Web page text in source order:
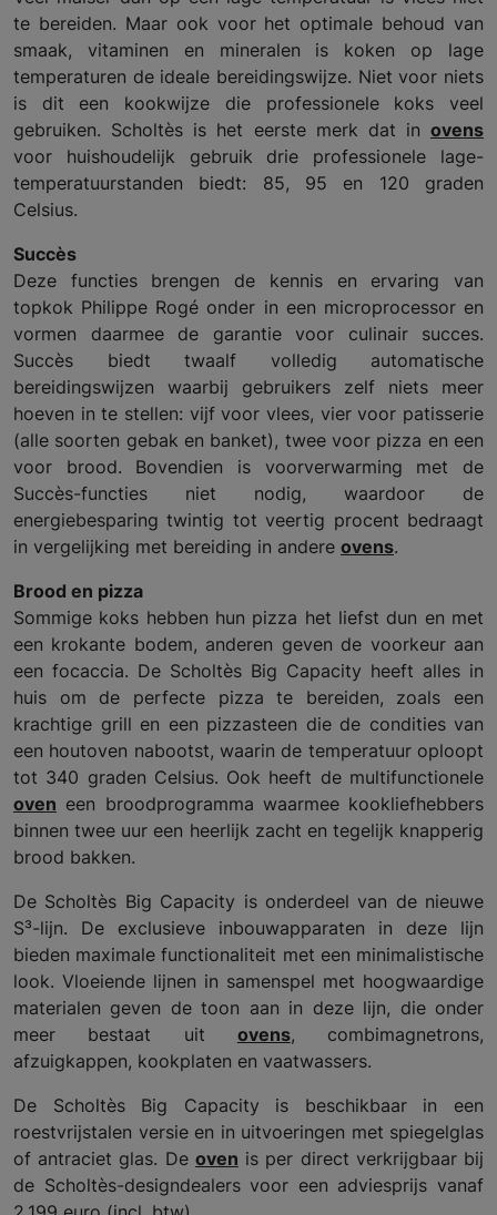
te bereiden. Maar ook voor het optimale behoud van
smaak, vitaminen en mineralen is koken op lage
temperaturen de ideale bereidingswijze. Niet voor niets
is dit een kookwijze die professionele koks veel
gebruiken. Scholtès is het eerste merk dat in ovens
voor huishoudelijk gebruik drie professionele lage-
temperatuurstanden biedt: 85, 95 en 120 graden
Celsius.
Succès
Deze functies brengen de kennis en ervaring van
topkok Philippe Rogé onder in een microprocessor en
vormen daarmee de garantie voor culinair succes.
Succès biedt twaalf volledig automatische
bereidingswijzen waarbij gebruikers zelf niets meer
hoeven in te stellen: vijf voor vlees, vier voor patisserie
(alle soorten gebak en banket), twee voor pizza en een
voor brood. Bovendien is voorverwarming met de
Succès-functies niet nodig, waardoor de
energiebesparing twintig tot veertig procent bedraagt
in vergelijking met bereiding in andere ovens.
Brood en pizza
Sommige koks hebben hun pizza het liefst dun en met
een krokante bodem, anderen geven de voorkeur aan
een focaccia. De Scholtès Big Capacity heeft alles in
huis om de perfecte pizza te bereiden, zoals een
krachtige grill en een pizzasteen die de condities van
een houtoven nabootst, waarin de temperatuur oploopt
tot 340 graden Celsius. Ook heeft de multifunctionele
oven een broodprogramma waarmee kookliefhebbers
binnen twee uur een heerlijk zacht en tegelijk knapperig
brood bakken.
De Scholtès Big Capacity is onderdeel van de nieuwe
S³-lijn. De exclusieve inbouwapparaten in deze lijn
bieden maximale functionaliteit met een minimalistische
look. Vloeiende lijnen in samenspel met hoogwaardige
materialen geven de toon aan in deze lijn, die onder
meer bestaat uit ovens, combimagnetrons,
afzuigkappen, kookplaten en vaatwassers.
De Scholtès Big Capacity is beschikbaar in een
roestvrijstalen versie en in uitvoeringen met spiegelglas
of antraciet glas. De oven is per direct verkrijgbaar bij
de Scholtès-designdealers voor een adviesprijs vanaf